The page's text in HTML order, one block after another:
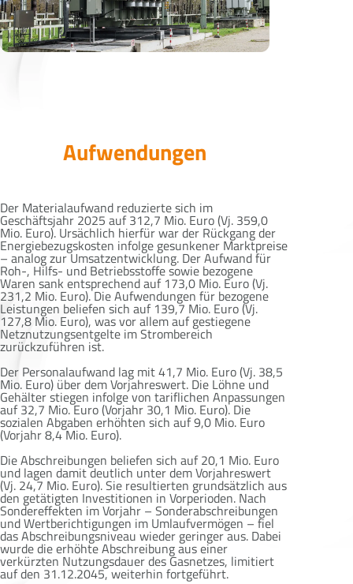
Aufwendungen
Der Materialaufwand reduzierte sich im
Geschäftsjahr 2025 auf 312,7 Mio. Euro (Vj. 359,0
Mio. Euro). Ursächlich hierfür war der Rückgang der
Energiebezugskosten infolge gesunkener Marktpreise
– analog zur Umsatzentwicklung. Der Aufwand für
Roh-, Hilfs- und Betriebsstoffe sowie bezogene
Waren sank entsprechend auf 173,0 Mio. Euro (Vj.
231,2 Mio. Euro). Die Aufwendungen für bezogene
Leistungen beliefen sich auf 139,7 Mio. Euro (Vj.
127,8 Mio. Euro), was vor allem auf gestiegene
Netznutzungsentgelte im Strombereich
zurückzuführen ist.
Der Personalaufwand lag mit 41,7 Mio. Euro (Vj. 38,5
Mio. Euro) über dem Vorjahreswert. Die Löhne und
Gehälter stiegen infolge von tariflichen Anpassungen
auf 32,7 Mio. Euro (Vorjahr 30,1 Mio. Euro). Die
sozialen Abgaben erhöhten sich auf 9,0 Mio. Euro
(Vorjahr 8,4 Mio. Euro).
Die Abschreibungen beliefen sich auf 20,1 Mio. Euro
und lagen damit deutlich unter dem Vorjahreswert
(Vj. 24,7 Mio. Euro). Sie resultierten grundsätzlich aus
den getätigten Investitionen in Vorperioden. Nach
Sondereffekten im Vorjahr – Sonderabschreibungen
und Wertberichtigungen im Umlaufvermögen – fiel
das Abschreibungsniveau wieder geringer aus. Dabei
wurde die erhöhte Abschreibung aus einer
verkürzten Nutzungsdauer des Gasnetzes, limitiert
auf den 31.12.2045, weiterhin fortgeführt.